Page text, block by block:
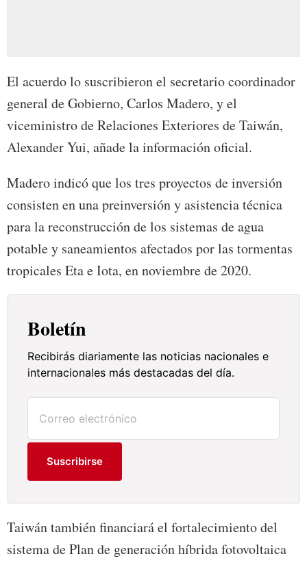
El acuerdo lo suscribieron el secretario coordinador
general de Gobierno, Carlos Madero, y el
viceministro de Relaciones Exteriores de Taiwán,
Alexander Yui, añade la información oficial.
Madero indicó que los tres proyectos de inversión
consisten en una preinversión y asistencia técnica
para la reconstrucción de los sistemas de agua
potable y saneamientos afectados por las tormentas
tropicales Eta e Iota, en noviembre de 2020.
Boletín
Recibirás diariamente las noticias nacionales e
internacionales más destacadas del día.
Suscribirse
Taiwán también financiará el fortalecimiento del
sistema de Plan de generación híbrida fotovoltaica